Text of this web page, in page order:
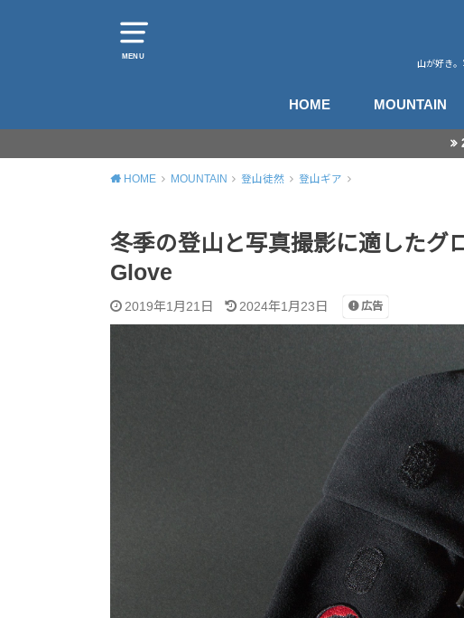
MENU
山が好き
HOME MOUNTAIN
HOME MOUNTAIN 登山徒然 登山ギア
冬季の登山と写真撮影に適した
Glove
2019年1月21日 2024年1月23日 広告